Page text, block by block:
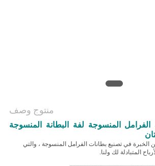
منتوج وصف
المنسوجة لفة البطانة المنسوجة
10 سنوات من الخبرة في تصنيع بطانات الفرامل المنسوجة ، والتي
المتبادلة لك ولنا.